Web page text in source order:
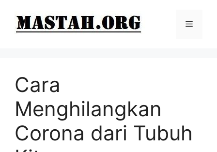
Menu
Cara
Menghilangkan
Corona dari Tubuh